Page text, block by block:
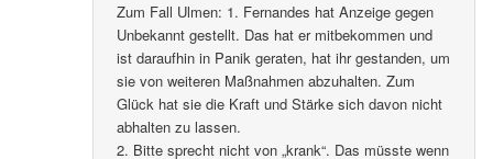
Zum Fall Ulmen: 1. Fernandes hat Anzeige gegen
Unbekannt gestellt. Das hat er mitbekommen und
ist daraufhin in Panik geraten, hat ihr gestanden, um
sie von weiteren Maßnahmen abzuhalten. Zum
Glück hat sie die Kraft und Stärke sich davon nicht
abhalten zu lassen.
2. Bitte sprecht nicht von „krank“. Das müsste wenn